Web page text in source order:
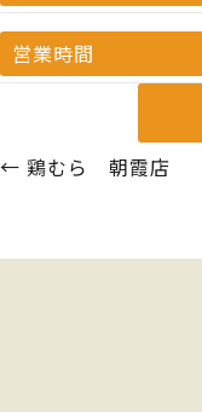
営業時間
Posts
← 鶏むら 朝霞店